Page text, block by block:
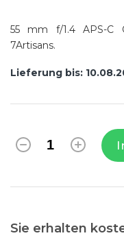
Lieferung bis:
Sie erhalten
55 mm f/1.4 APS-C
7Artisans.